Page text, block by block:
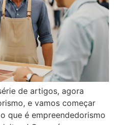
de artigos, agora
e vamos começar
que é empreendedorismo